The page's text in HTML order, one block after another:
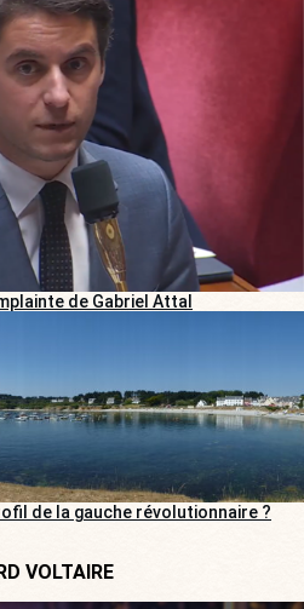
de Gabriel Attal
de la gauche révolutionnaire ?
VOLTAIRE